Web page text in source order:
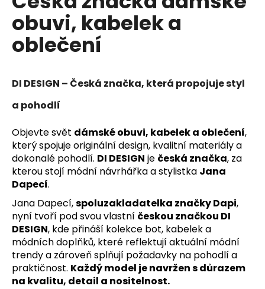
obuvi, kabelek a
oblečení
DI DESIGN – Česká značka, která propojuje styl
a pohodlí
Objevte svět dámské obuvi, kabelek a oblečení,
který spojuje originální design, kvalitní materiály a
dokonalé pohodlí. DI DESIGN je česká značka, za
kterou stojí módní návrhářka a stylistka Jana
Dapecí.
Jana Dapecí,spoluzakladatelka značky Dapi,
nyní tvoří pod svou vlastní českou značkou DI
DESIGN, kde přináší kolekce bot, kabelek a
módních doplňků, které reflektují aktuální módní
trendy a zároveň splňují požadavky na pohodlí a
praktičnost. Každý model je navržen s důrazem
na kvalitu, detail a nositelnost.